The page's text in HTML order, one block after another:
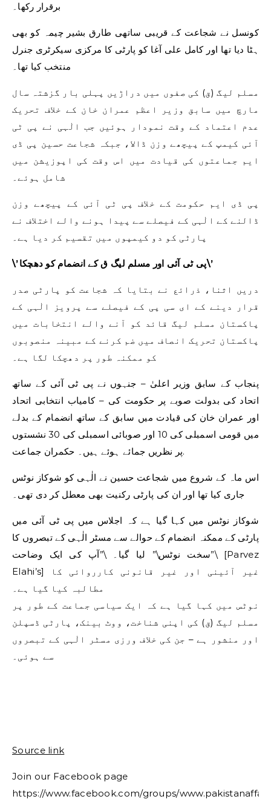
برقرار رکھا۔
کونسل نے شجاعت کے قریبی ساتھی طارق بشیر چیمہ کو بھی
ہٹا دیا تھا اور کامل علی آغا کو پارٹی کا مرکزی سیکرٹری جنرل
منتخب کیا تھا۔
مسلم لیگ (ق) کی صفوں میں دراڑیں پہلی بار گزشتہ سال
مارچ میں سابق وزیر اعظم عمران خان کے خلاف تحریک
عدم اعتماد کے وقت نمودار ہوئیں جب الٰہی نے پی ٹی
آئی کیمپ کے پیچھے وزن ڈالا، جبکہ شجاعت حسین پی ڈی
ایم جماعتوں کی قیادت میں اس وقت کی اپوزیشن میں
شامل ہوئے۔
پی ڈی ایم حکومت کے خلاف پی ٹی آئی کے پیچھے وزن
ڈالنے کے الٰہی کے فیصلے سے پیدا ہونے والے اختلاف نے
پارٹی کو دو کیمپوں میں تقسیم کر دیا ہے۔
\’پی ٹی آئی اور مسلم لیگ ق کے انضمام کو دھچکا\’
دریں اثنا، ذرائع نے بتایا کہ شجاعت کو پارٹی صدر
قرار دینے کے ای سی پی کے فیصلے سے پرویز الٰہی کے
پاکستان مسلم لیگ قائد کو آنے والے انتخابات میں
پاکستان تحریک انصاف میں ضم کرنے کے مبینہ منصوبوں
کو ممکنہ طور پر دھچکا لگا ہے۔
پنجاب کے سابق وزیر اعلیٰ – جنہوں نے پی ٹی آئی کے ساتھ
اتحاد کی بدولت صوبے پر حکومت کی – کامیاب انتخابی اتحاد
اور عمران خان کی قیادت میں سابق کے ساتھ انضمام کے بدلے
میں قومی اسمبلی کی 10 اور صوبائی اسمبلی کی 30 نشستوں
پر نظریں جمائے ہوئے ہیں۔ حکمران جماعت.
اس ماہ کے شروع میں شجاعت حسین نے الٰہی کو شوکاز نوٹس
جاری کیا تھا اور ان کی پارٹی رکنیت بھی معطل کر دی تھی۔
شوکاز نوٹس میں کہا گیا ہے کہ اجلاس میں پی ٹی آئی میں
پارٹی کے ممکنہ انضمام کے حوالے سے مسٹر الٰہی کے تبصروں کا
\”سخت نوٹس\” لیا گیا۔ \”آپ کی ایک وضاحت [Parvez
Elahi’s] غیر آئینی اور غیر قانونی کارروائی کا
مطالبہ کیا گیا ہے۔
نوٹس میں کہا گیا ہے کہ ایک سیاسی جماعت کے طور پر
مسلم لیگ (ق) کی اپنی شناخت، ووٹ بینک، پارٹی ڈسپلن
اور منشور ہے – جن کی خلاف ورزی مسٹر الٰہی کے تبصروں
سے ہوئی۔
Source link
Join our Facebook page
https://www.facebook.com/groups/